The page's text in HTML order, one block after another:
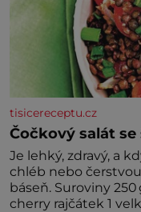
tisicereceptu.cz
Čočkový salát se
Je lehký, zdravý, a
chléb nebo
báseň. Suroviny 250 g vaší oblíbené čočky 150 g
cherry rajčátek 1